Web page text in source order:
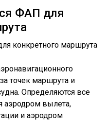
ФАП для
точек маршрута и
Определяются все
аэродром вылета,
и аэродром